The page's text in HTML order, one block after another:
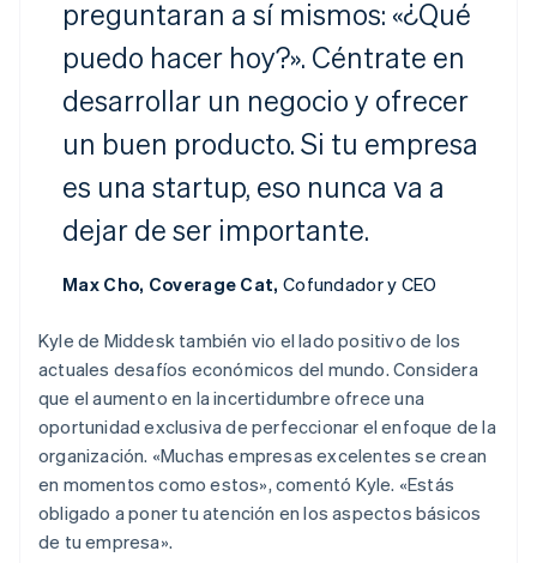
preguntaran a sí mismos: «¿Qué
puedo hacer hoy?». Céntrate en
desarrollar un negocio y ofrecer
un buen producto. Si tu empresa
es una startup, eso nunca va a
dejar de ser importante.
Max Cho, Coverage Cat, Cofundador y CEO
Kyle de Middesk también vio el lado positivo de los
actuales desafíos económicos del mundo. Considera
que el aumento en la incertidumbre ofrece una
oportunidad exclusiva de perfeccionar el enfoque de la
organización. «Muchas empresas excelentes se crean
en momentos como estos», comentó Kyle. «Estás
obligado a poner tu atención en los aspectos básicos
de tu empresa».
English
DeutschEnglish
Bélgica
NederlandsFrançais DeutschEnglish
Brasil
PortuguêsEnglish
Bulgaria
Canadá
China continental
English
Croacia
EnglishItaliano
Dinamarca
English
Emiratos Árabes Unidos
English
Eslovaquia
English